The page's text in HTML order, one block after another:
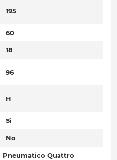
195
60
18
96
H
Sì
No
Pneumatico Quattro